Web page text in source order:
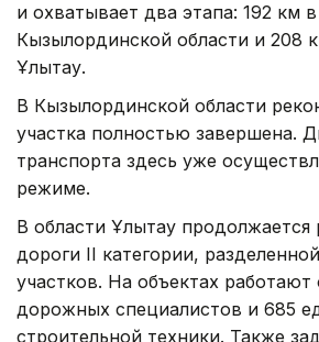
и охватывает два этапа: 192 км
Кызылординской области и 208
Ұлытау.
В Кызылординской области
участка полностью завершена.
транспорта здесь уже
режиме.
В области Ұлытау продолжается
дороги II категории,
участков. На объектах работают
дорожных специалистов и 685
строительной техники. Также